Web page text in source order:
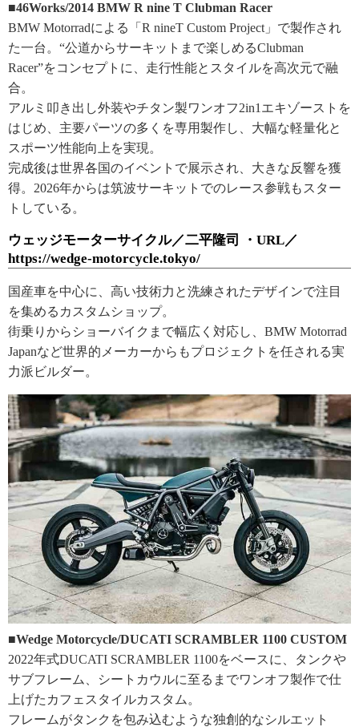
■46Works/2014 BMW R nine T Clubman Racer
BMW Motorradによる「R nineT Custom Project」で製作され
た一台。“公道からサーキットまで楽しめるClubman
Racer”をコンセプトに、走行性能とスタイルを高次元で融
合。
アルミ叩き出し外装やチタン製ワンオフ2in1エキゾーストを
はじめ、主要パーツの多くを専用製作し、大幅な軽量化と
スポーツ性能向上を実現。
完成後は世界各国のイベントで展示され、大きな反響を獲
得。2026年からは筑波サーキットでのレース参戦もスター
トしている。
ウェッジモーターサイクル／二平隆司 ・URL／
https://wedge-motorcycle.tokyo/
国産車を中心に、高い技術力と洗練されたデザインで注目
を集めるカスタムショップ。
街乗りからショーバイクまで幅広く対応し、BMW Motorrad
Japanなど世界的メーカーからもプロジェクトを任される実
力派ビルダー。
■Wedge Motorcycle/DUCATI SCRAMBLER 1100 CUSTOM
2022年式DUCATI SCRAMBLER 1100をベースに、タンクや
サブフレーム、シートカウルに至るまでワンオフ製作で仕
上げたカフェスタイルカスタム。
フレームがタンクを包み込むような独創的なシルエット